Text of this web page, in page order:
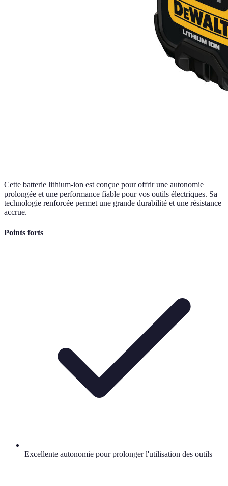
Cette batterie lithium-ion est conçue pour offrir une autonomie
prolongée et une performance fiable pour vos outils électriques. Sa
technologie renforcée permet une grande durabilité et une résistance
accrue.
Points forts
Excellente autonomie pour prolonger l'utilisation des outils